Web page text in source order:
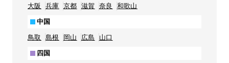
大阪 兵庫 京都 滋賀 奈良 和歌山
中国
鳥取 島根 岡山 広島 山口
四国